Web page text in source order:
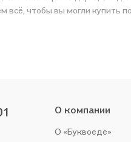
всё, чтобы вы могли купить
О компании
О «Буквоеде»